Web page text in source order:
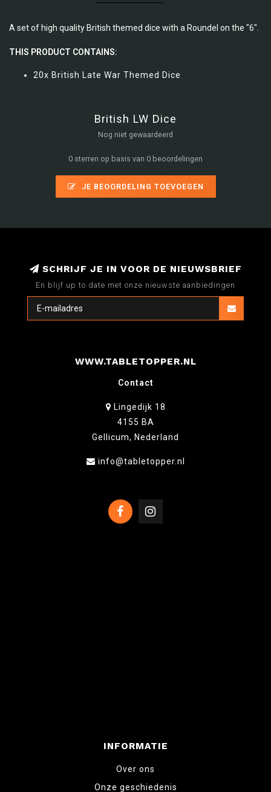
A set of high quality British themed dice with a Roundel on the "6".
THIS PRODUCT CONTAINS:
20x British Late War Themed Dice
British LW Dice
Nog niet gewaardeerd
0 sterren op basis van 0 beoordelingen
JE BEOORDELING TOEVOEGEN
SCHRIJF JE IN VOOR DE NIEUWSBRIEF
En blijf up to date met onze nieuwste aanbiedingen
WWW.TABLETOPPER.NL
Contact
Lingedijk 18
4155 BA
Gellicum, Nederland
info@tabletopper.nl
INFORMATIE
Over ons
Onze geschiedenis